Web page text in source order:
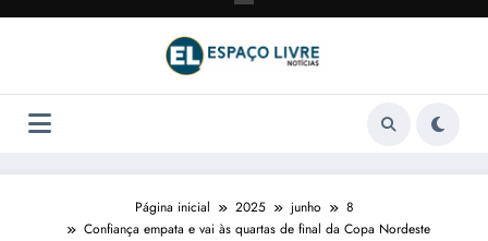
Página inicial 2025 junho
8
Confiança empata e vai às quartas de final da Copa Nordeste